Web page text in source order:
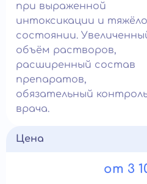
при выраженной
интоксикации и
состоянии.
объём растворов,
расширенный состав
препаратов,
обязательный
врача.
Цена
от 3